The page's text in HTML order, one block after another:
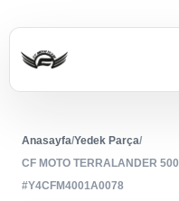
Anasayfa/Yedek Parça/
CF MOTO TERRALANDER
#Y4CFM4001A0078